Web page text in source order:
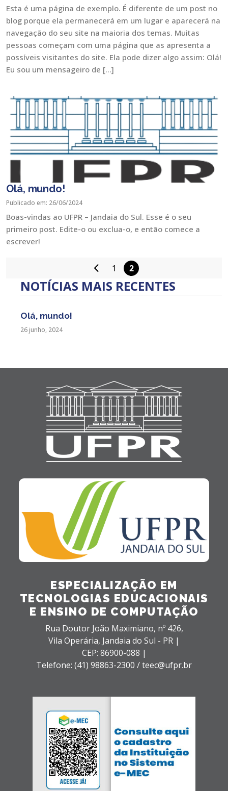
Esta é uma página de exemplo. É diferente de um post no
blog porque ela permanecerá em um lugar e aparecerá na
navegação do seu site na maioria dos temas. Muitas
pessoas começam com uma página que as apresenta a
possíveis visitantes do site. Ela pode dizer algo assim: Olá!
Eu sou um mensageiro de […]
Olá, mundo!
Publicado em: 26/06/2024
Boas-vindas ao UFPR – Jandaia do Sul. Esse é o seu
primeiro post. Edite-o ou exclua-o, e então comece a
escrever!
Paginação
de
1 2
NOTÍCIAS MAIS RECENTES
Olá, mundo!
26 junho, 2024
ESPECIALIZAÇÃO EM
TECNOLOGIAS EDUCACIONAIS
E ENSINO DE COMPUTAÇÃO
Rua Doutor João Maximiano, nº 426,
Vila Operária, Jandaia do Sul - PR |
CEP: 86900-088 |
Telefone: (41) 98863-2300 / teec@ufpr.br